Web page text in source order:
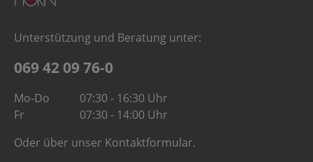
Unterstützung und Beratung unter:
069 42 09 76-0
Mo-Do
07:30 - 16:30 Uhr
Fr
07:30 - 14:00 Uhr
Oder über unser Kontaktformular.